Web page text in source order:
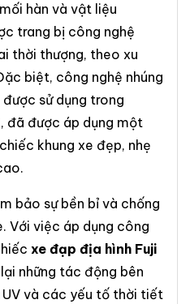
hàn và vật liệu
trang bị công nghệ
thời thượng, theo xu
biệt, công nghệ nhúng
sử dụng trong
đã được áp dụng một
khung xe đẹp, nhẹ
bảo sự bền bỉ và chống
Với việc áp dụng công
xe đạp địa hình Fuji
những tác động bên
và các yếu tố thời tiết